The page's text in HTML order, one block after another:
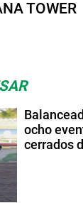
TOWER
ocho
cerrados